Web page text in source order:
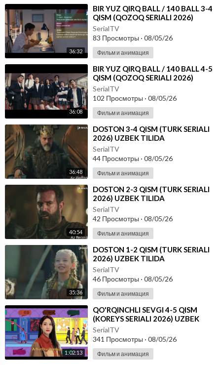
36:32
⁣⁣BIR YUZ QIRQ BALL / 140 BALL 3-4
QISM (QOZOQ SERIALI 2026)
UZBEK TILIDA
SerialTV
83 Просмотры · 08/05/26
Фильм и анимация
36:08
⁣⁣BIR YUZ QIRQ BALL / 140 BALL 4-5
QISM (QOZOQ SERIALI 2026)
UZBEK TILIDA
SerialTV
102 Просмотры · 08/05/26
Фильм и анимация
36:48
⁣DOSTON 3-4 QISM (TURK SERIALI
2026) UZBEK TILIDA
SerialTV
44 Просмотры · 08/05/26
Фильм и анимация
40:54
⁣DOSTON 2-3 QISM (TURK SERIALI
2026) UZBEK TILIDA
SerialTV
42 Просмотры · 08/05/26
Фильм и анимация
35:36
⁣DOSTON 1-2 QISM (TURK SERIALI
2026) UZBEK TILIDA
SerialTV
46 Просмотры · 08/05/26
Фильм и анимация
1:02:13
⁣⁣QO'RQINCHLI SEVGI 4-5 QISM
(KOREYS SERIALI 2026) UZBEK
TILIDA
SerialTV
341 Просмотры · 08/05/26
Фильм и анимация